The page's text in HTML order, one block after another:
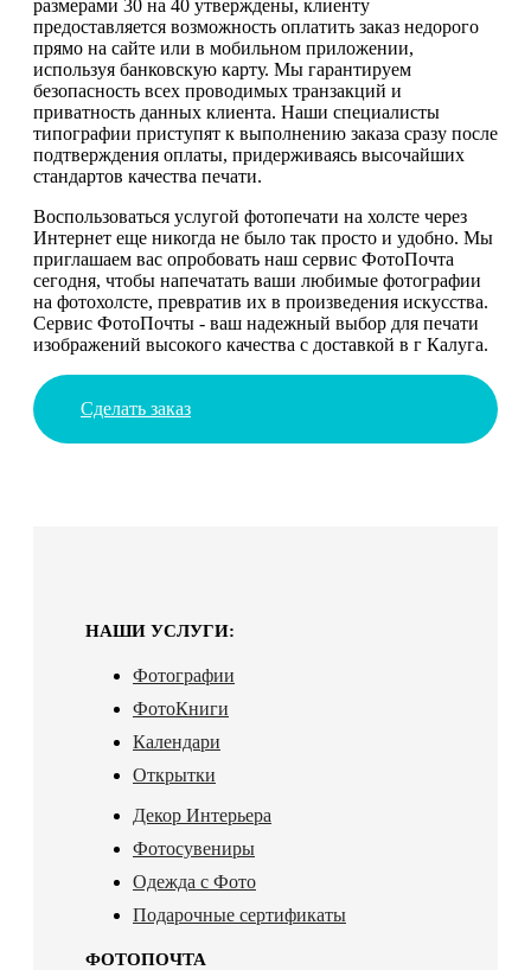
размерами 30 на 40 утверждены, клиенту
предоставляется возможность оплатить заказ недорого
прямо на сайте или в мобильном приложении,
используя банковскую карту. Мы гарантируем
безопасность всех проводимых транзакций и
приватность данных клиента. Наши специалисты
типографии приступят к выполнению заказа сразу после
подтверждения оплаты, придерживаясь высочайших
стандартов качества печати.
Воспользоваться услугой фотопечати на холсте через
Интернет еще никогда не было так просто и удобно. Мы
приглашаем вас опробовать наш сервис ФотоПочта
сегодня, чтобы напечатать ваши любимые фотографии
на фотохолсте, превратив их в произведения искусства.
Сервис ФотоПочты - ваш надежный выбор для печати
изображений высокого качества с доставкой в г Калуга.
Сделать заказ
НАШИ УСЛУГИ:
Фотографии
ФотоКниги
Календари
Открытки
Декор Интерьера
Фотосувениры
Одежда с Фото
Подарочные сертификаты
ФОТОПОЧТА